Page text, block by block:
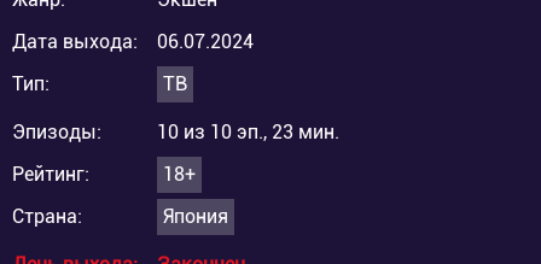
Дата выхода:
06.07.2024
Тип:
ТВ
Эпизоды:
10 из 10 эп., 23 мин.
Рейтинг:
18+
Страна:
Япония